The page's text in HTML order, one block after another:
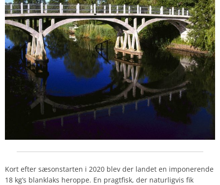
Kort efter sæsonstarten i 2020 blev der landet en imponerende
18 kg’s blanklaks heroppe. En pragtfisk, der naturligvis fik